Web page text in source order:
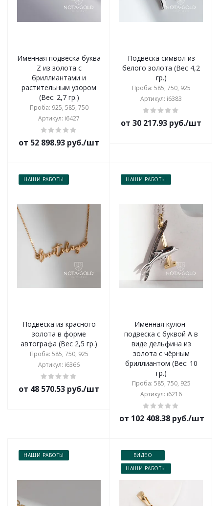
Именная подвеска буква
Z из золота с
бриллиантами и
растительным узором
(Вес: 2,7 гр.)
Проба: 925, 585, 750
Артикул: i6427
от 52 898.93 руб./шт
Подвеска символ из
белого золота (Вес 4,2
гр.)
Проба: 585, 750, 925
Артикул: i6383
от 30 217.93 руб./шт
НАШИ РАБОТЫ
Подвеска из красного
золота в форме
автографа (Вес 2,5 гр.)
Проба: 585, 750, 925
Артикул: i6366
от 48 570.53 руб./шт
НАШИ РАБОТЫ
Именная кулон-
подвеска с буквой А в
виде дельфина из
золота с чёрным
бриллиантом (Вес: 10
гр.)
Проба: 585, 750, 925
Артикул: i6216
от 102 408.38 руб./шт
НАШИ РАБОТЫ
ВИДЕО
НАШИ РАБОТЫ